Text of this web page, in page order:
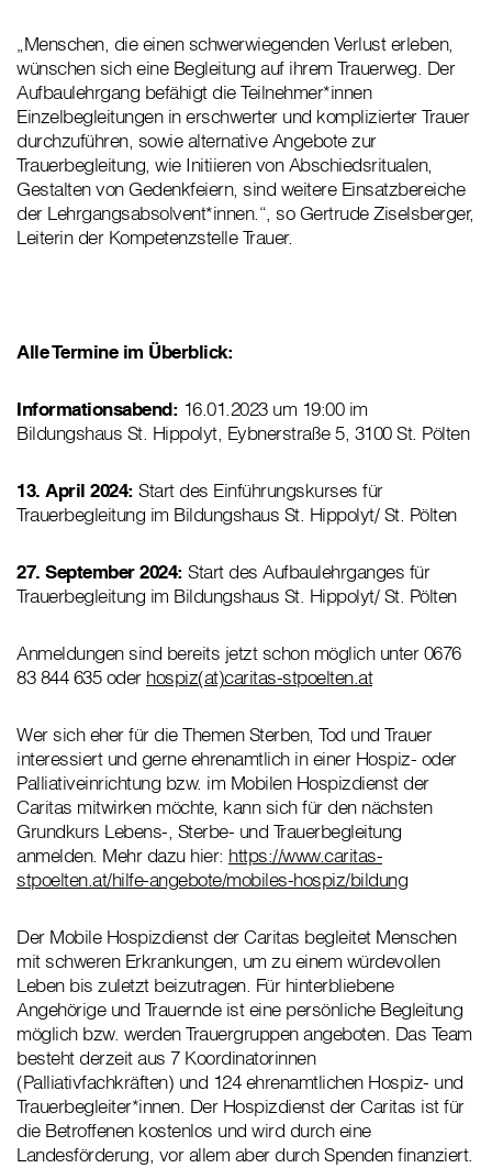
„Menschen, die einen schwerwiegenden Verlust erleben,
wünschen sich eine Begleitung auf ihrem Trauerweg. Der
Aufbaulehrgang befähigt die Teilnehmer*innen
Einzelbegleitungen in erschwerter und komplizierter Trauer
durchzuführen, sowie alternative Angebote zur
Trauerbegleitung, wie Initiieren von Abschiedsritualen,
Gestalten von Gedenkfeiern, sind weitere Einsatzbereiche
der Lehrgangsabsolvent*innen.“, so Gertrude Ziselsberger,
Leiterin der Kompetenzstelle Trauer.
Alle Termine im Überblick:
Informationsabend: 16.01.2023 um 19:00 im
Bildungshaus St. Hippolyt, Eybnerstraße 5, 3100 St. Pölten
13. April 2024: Start des Einführungskurses für
Trauerbegleitung im Bildungshaus St. Hippolyt/ St. Pölten
27. September 2024: Start des Aufbaulehrganges für
Trauerbegleitung im Bildungshaus St. Hippolyt/ St. Pölten
Anmeldungen sind bereits jetzt schon möglich unter 0676
83 844 635 oder hospiz(at)caritas-stpoelten.at
Wer sich eher für die Themen Sterben, Tod und Trauer
interessiert und gerne ehrenamtlich in einer Hospiz- oder
Palliativeinrichtung bzw. im Mobilen Hospizdienst der
Caritas mitwirken möchte, kann sich für den nächsten
Grundkurs Lebens-, Sterbe- und Trauerbegleitung
anmelden. Mehr dazu hier: https://www.caritas-
stpoelten.at/hilfe-angebote/mobiles-hospiz/bildung
Der Mobile Hospizdienst der Caritas begleitet Menschen
mit schweren Erkrankungen, um zu einem würdevollen
Leben bis zuletzt beizutragen. Für hinterbliebene
Angehörige und Trauernde ist eine persönliche Begleitung
möglich bzw. werden Trauergruppen angeboten. Das Team
besteht derzeit aus 7 Koordinatorinnen
(Palliativfachkräften) und 124 ehrenamtlichen Hospiz- und
Trauerbegleiter*innen. Der Hospizdienst der Caritas ist für
die Betroffenen kostenlos und wird durch eine
Landesförderung, vor allem aber durch Spenden finanziert.